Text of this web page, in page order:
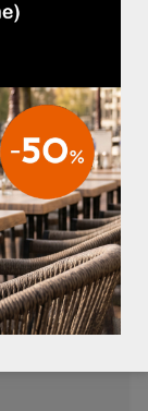
€49,95